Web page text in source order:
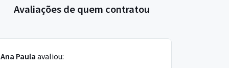
Avaliações de quem contratou
Ana Paula avaliou: